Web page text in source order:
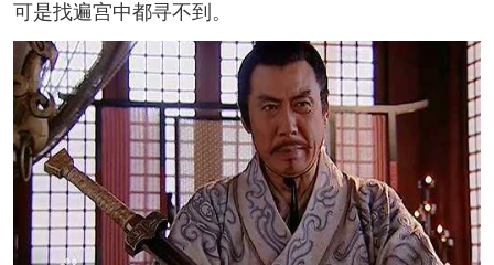
可是找遍宫中都寻不到。